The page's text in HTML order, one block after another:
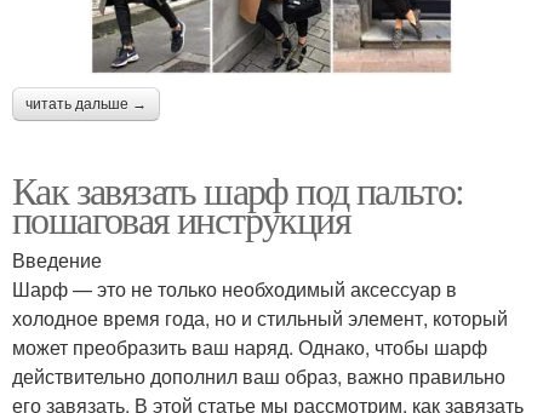
читать дальше →
Как завязать шарф под пальто:
пошаговая инструкция
Введение
Шарф — это не только необходимый аксессуар в
холодное время года, но и стильный элемент, который
может преобразить ваш наряд. Однако, чтобы шарф
действительно дополнил ваш образ, важно правильно
его завязать. В этой статье мы рассмотрим, как завязать